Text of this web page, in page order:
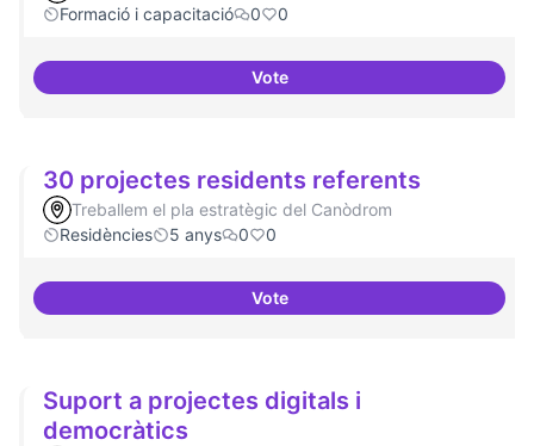
Formació i capacitació
0 0
VoteCursos de podcast i twitch
30 projectes residents referents
Treballem el pla estratègic del Canòdrom
Residències
5 anys 0 0
Vote30 projectes residents referents
Suport a projectes digitals i
democràtics